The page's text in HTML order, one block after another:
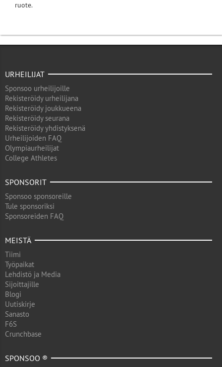
ruote.
URHEILIJAT
Sponsoo urheilijoille
Rekisteröidy urheilijana
Rekisteröidy joukkueena
Rekisteröidy seurana
Rekisteröidy yhdistyksenä
Urheilijoiden FAQ
Olympiaurheilijat
College Athletes
SPONSORIT
Sponsoo sponsoreille
Tule sponsoriksi
Sponsoreiden FAQ
MEISTÄ
Tiimi
Työpaikat
Lehdistö ja Media
Sijoittajille
Blogi
Uutiskirje
Sanasto
F6S
Crunchbase
SPONSOO ®